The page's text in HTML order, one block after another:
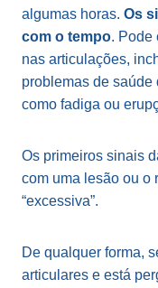
algumas horas. Os
com o tempo. Pode
nas articulações,
problemas de saúde
como fadiga ou
Os primeiros sinais
com uma lesão ou o
“excessiva”.
De qualquer forma,
articulares e está